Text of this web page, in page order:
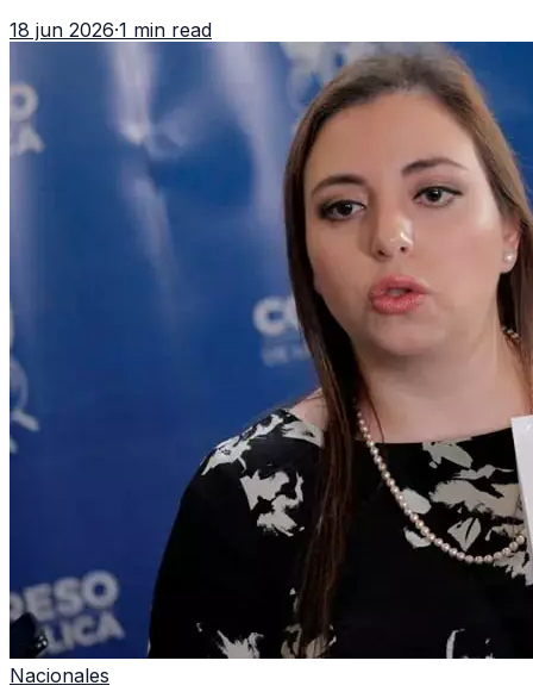
importar edad.
18 jun 2026·1 min read
Nacionales